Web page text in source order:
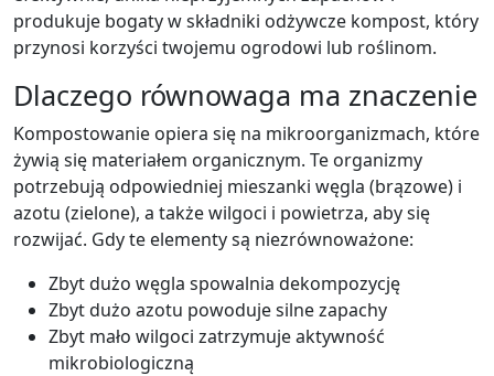
produkuje bogaty w składniki odżywcze kompost, który
przynosi korzyści twojemu ogrodowi lub roślinom.
Dlaczego równowaga ma znaczenie
Kompostowanie opiera się na mikroorganizmach, które
żywią się materiałem organicznym. Te organizmy
potrzebują odpowiedniej mieszanki węgla (brązowe) i
azotu (zielone), a także wilgoci i powietrza, aby się
rozwijać. Gdy te elementy są niezrównoważone:
Zbyt dużo węgla spowalnia dekompozycję
Zbyt dużo azotu powoduje silne zapachy
Zbyt mało wilgoci zatrzymuje aktywność
mikrobiologiczną